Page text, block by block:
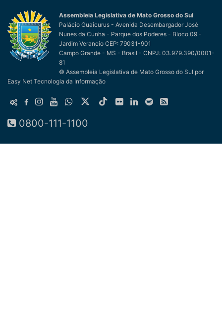
Assembleia Legislativa de Mato Grosso do Sul
Palácio Guaicurus - Avenida Desembargador José
Nunes da Cunha - Parque dos Poderes - Bloco 09 -
Jardim Veraneio CEP: 79031-901
Campo Grande - MS - Brasil - CNPJ: 03.979.390/0001-
81
© Assembleia Legislativa de Mato Grosso do Sul por
Easy Net Tecnologia da Informação
0800-111-1100